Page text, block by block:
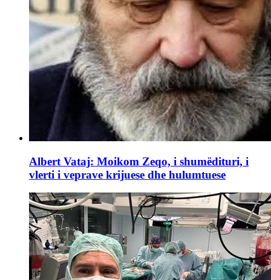
Albert Vataj: Moikom Zeqo, i shumëdituri, i
vlerti i veprave krijuese dhe hulumtuese